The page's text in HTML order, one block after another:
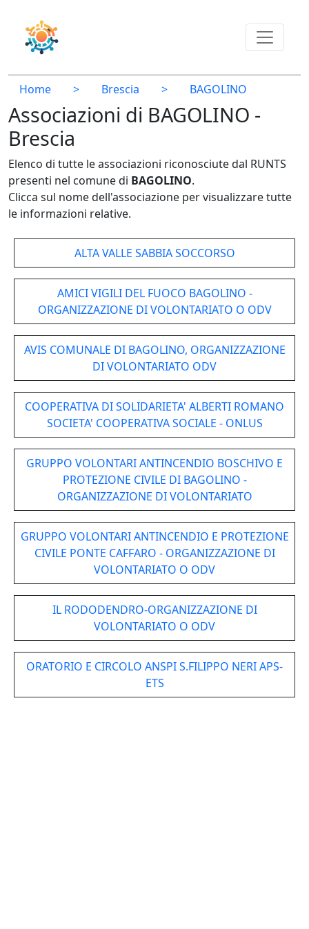
Home > Brescia > BAGOLINO
Associazioni di BAGOLINO -
Brescia
Elenco di tutte le associazioni riconosciute dal RUNTS
presenti nel comune di BAGOLINO.
Clicca sul nome dell'associazione per visualizzare tutte
le informazioni relative.
ALTA VALLE SABBIA SOCCORSO
AMICI VIGILI DEL FUOCO BAGOLINO -
ORGANIZZAZIONE DI VOLONTARIATO O ODV
AVIS COMUNALE DI BAGOLINO, ORGANIZZAZIONE
DI VOLONTARIATO ODV
COOPERATIVA DI SOLIDARIETA' ALBERTI ROMANO
SOCIETA' COOPERATIVA SOCIALE - ONLUS
GRUPPO VOLONTARI ANTINCENDIO BOSCHIVO E
PROTEZIONE CIVILE DI BAGOLINO -
ORGANIZZAZIONE DI VOLONTARIATO
GRUPPO VOLONTARI ANTINCENDIO E PROTEZIONE
CIVILE PONTE CAFFARO - ORGANIZZAZIONE DI
VOLONTARIATO O ODV
IL RODODENDRO-ORGANIZZAZIONE DI
VOLONTARIATO O ODV
ORATORIO E CIRCOLO ANSPI S.FILIPPO NERI APS-
ETS